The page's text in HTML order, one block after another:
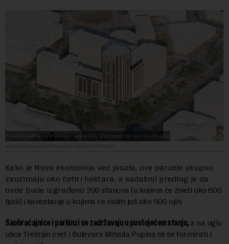
Printskrin/Plan detaljnje regulacije, Elaborat za rani javni uvid
Kako je Nova ekonomija već pisala, ove parcele ukupno
zauzimaju oko četiri hektara, a sadašnji predlog je da
ovde bude izgrađeno 200 stanova (u kojima će živeti oko 600
ljudi) i kancelarije u kojima će raditi još oko 500 njih.
Saobraćajnice i parkinzi se zadržavaju u postojećem stanju, a na uglu
ulica Trešnjin cvet i Bulevara Mihaila Pupina će se formirati i